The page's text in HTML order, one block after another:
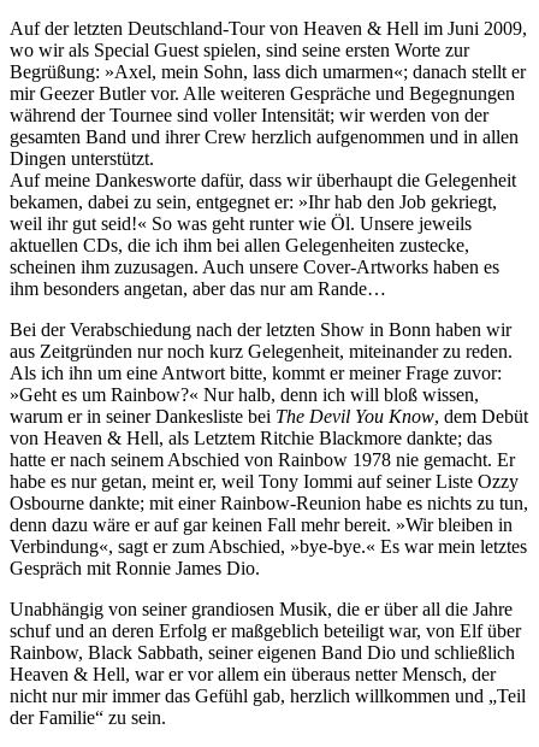
Auf der letzten Deutschland-Tour von Heaven & Hell im Juni 2009,
wo wir als Special Guest spielen, sind seine ersten Worte zur
Begrüßung: »Axel, mein Sohn, lass dich umarmen«; danach stellt er
mir Geezer Butler vor. Alle weiteren Gespräche und Begegnungen
während der Tournee sind voller Intensität; wir werden von der
gesamten Band und ihrer Crew herzlich aufgenommen und in allen
Dingen unterstützt.
Auf meine Dankesworte dafür, dass wir überhaupt die Gelegenheit
bekamen, dabei zu sein, entgegnet er: »Ihr hab den Job gekriegt,
weil ihr gut seid!« So was geht runter wie Öl. Unsere jeweils
aktuellen CDs, die ich ihm bei allen Gelegenheiten zustecke,
scheinen ihm zuzusagen. Auch unsere Cover-Artworks haben es
ihm besonders angetan, aber das nur am Rande…
Bei der Verabschiedung nach der letzten Show in Bonn haben wir
aus Zeitgründen nur noch kurz Gelegenheit, miteinander zu reden.
Als ich ihn um eine Antwort bitte, kommt er meiner Frage zuvor:
»Geht es um Rainbow?« Nur halb, denn ich will bloß wissen,
warum er in seiner Dankesliste bei The Devil You Know, dem Debüt
von Heaven & Hell, als Letztem Ritchie Blackmore dankte; das
hatte er nach seinem Abschied von Rainbow 1978 nie gemacht. Er
habe es nur getan, meint er, weil Tony Iommi auf seiner Liste Ozzy
Osbourne dankte; mit einer Rainbow-Reunion habe es nichts zu tun,
denn dazu wäre er auf gar keinen Fall mehr bereit. »Wir bleiben in
Verbindung«, sagt er zum Abschied, »bye-bye.« Es war mein letztes
Gespräch mit Ronnie James Dio.
Unabhängig von seiner grandiosen Musik, die er über all die Jahre
schuf und an deren Erfolg er maßgeblich beteiligt war, von Elf über
Rainbow, Black Sabbath, seiner eigenen Band Dio und schließlich
Heaven & Hell, war er vor allem ein überaus netter Mensch, der
nicht nur mir immer das Gefühl gab, herzlich willkommen und „Teil
der Familie“ zu sein.